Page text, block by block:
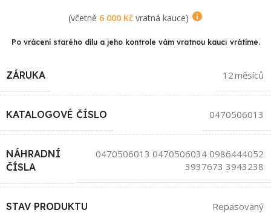
(včetně 6 000 Kčvratná kauce)
Po vrácení starého dílu a jeho kontrole vám vratnou kauci vrátíme.
ZÁRUKA 12 měsíců
KATALOGOVÉ ČÍSLO 0470506013
NÁHRADNÍ
ČÍSLA
0470506013 0470506034 0986444052
3937673 3943238
STAV PRODUKTU Repasovaný